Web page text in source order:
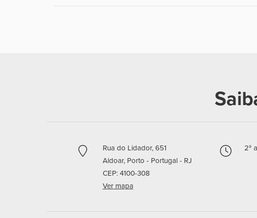
Rua do Lidador, 651
Aldoar, Porto - Portugal - RJ
CEP: 4100-308
Ver mapa
2ª